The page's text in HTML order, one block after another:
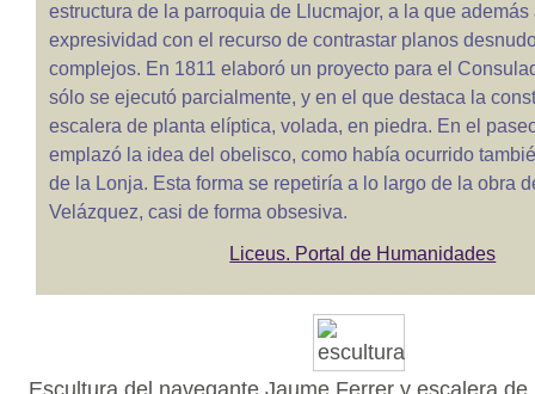
estructura de la parroquia de Llucmajor, a la que además
expresividad con el recurso de contrastar planos
complejos. En 1811 elaboró un proyecto para el
sólo se ejecutó parcialmente, y en el que destaca la
escalera de planta elíptica, volada, en piedra. En el
emplazó la idea del obelisco, como había ocurrido
de la Lonja. Esta forma se repetiría a lo largo de la obra
Velázquez, casi de forma obsesiva.
Liceus. Portal de Humanidades
Escultura del navegante Jaume Ferrer y escalera